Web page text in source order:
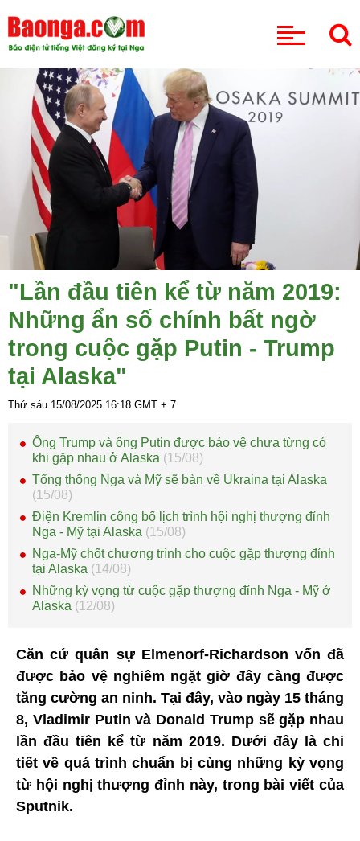
"Lần đầu tiên kể từ năm 2019:
Những ẩn số chính bất ngờ
trong cuộc gặp Putin - Trump
tại Alaska"
Thứ sáu 15/08/2025 16:18 GMT + 7
Ông Trump và ông Putin được bảo vệ chưa từng có
khi gặp nhau ở Alaska (15/08)
Tổng thống Nga và Mỹ sẽ bàn về Ukraina tại Alaska
(15/08)
Điện Kremlin công bố lịch trình hội nghị thượng đỉnh
Nga - Mỹ tại Alaska (15/08)
Nga-Mỹ chốt chương trình cho cuộc gặp thượng đỉnh
tại Alaska (14/08)
Những kỳ vọng từ cuộc gặp thượng đỉnh Nga - Mỹ ở
Alaska (12/08)
Căn cứ quân sự Elmenorf-Richardson vốn đã
được bảo vệ nghiêm ngặt giờ đây càng được
tăng cường an ninh. Tại đây, vào ngày 15 tháng
8, Vladimir Putin và Donald Trump sẽ gặp nhau
lần đầu tiên kể từ năm 2019. Dưới đây là chi
tiết về quá trình chuẩn bị cùng những kỳ vọng
từ hội nghị thượng đỉnh này, trong bài viết của
Sputnik.